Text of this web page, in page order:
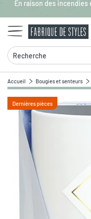
Aller au contenu principal
En raison des
Recherche
Accueil Bougies et senteurs
Dernières pièces
Zoomer sur l'image